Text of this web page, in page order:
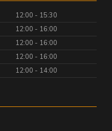
12:00 - 15:30
12:00 - 16:00
12:00 - 16:00
12:00 - 16:00
12:00 - 14:00